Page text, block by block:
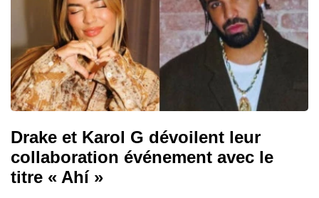
Drake et Karol G dévoilent leur
collaboration événement avec le
titre « Ahí »